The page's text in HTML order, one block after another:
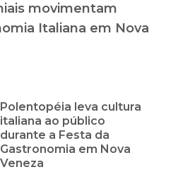
movimentam
Italiana em Nova
Polentopéia leva cultura
italiana ao público
durante a Festa da
Gastronomia em Nova
Veneza